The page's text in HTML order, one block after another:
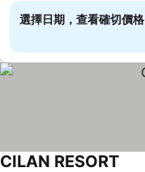
選擇日期，查看確切價格
CILAN RESORT